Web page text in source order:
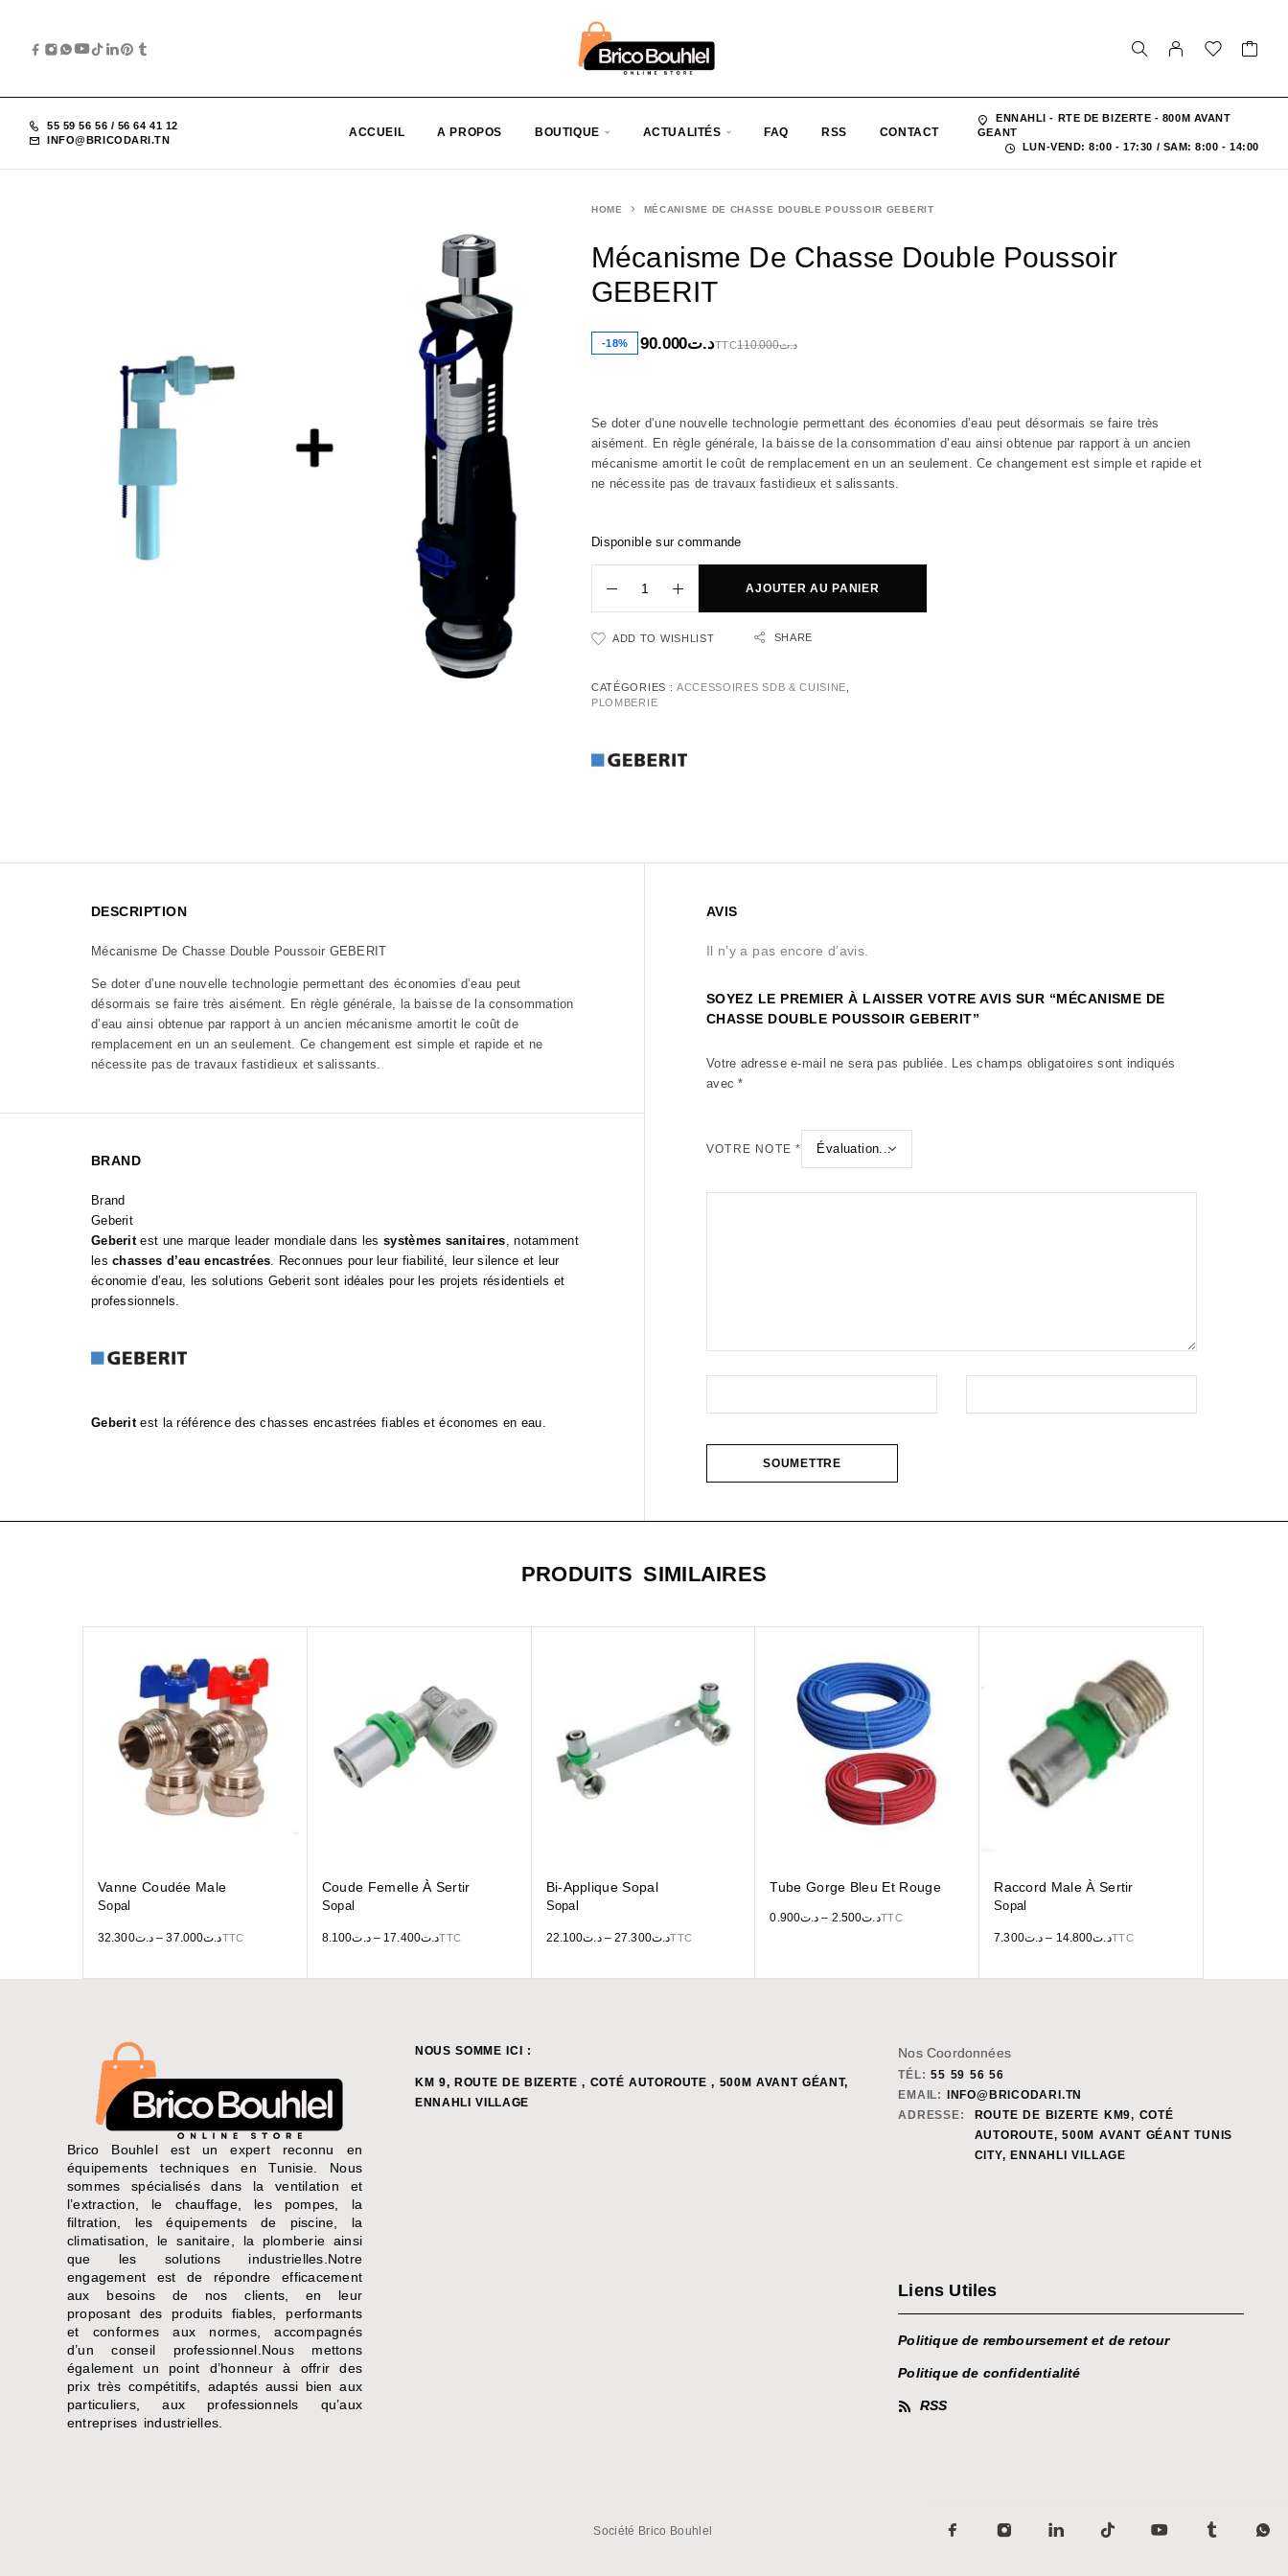
55 59 56 56 / 56 64 41 12
INFO@BRICODARI.TN
ACCUEIL A PROPOS BOUTIQUE ACTUALITÉS FAQ RSS CONTACT
ENNAHLI - RTE DE BIZERTE - 800M AVANT
GEANT
LUN-VEND: 8:00 - 17:30 / SAM: 8:00 - 14:00
HOME MÉCANISME DE CHASSE DOUBLE POUSSOIR GEBERIT
Mécanisme De Chasse Double Poussoir
GEBERIT
-18% د.ت110.000 د.ت90.000 TTC
Se doter d’une nouvelle technologie permettant des économies d’eau peut désormais se faire très
aisément. En règle générale, la baisse de la consommation d’eau ainsi obtenue par rapport à un ancien
mécanisme amortit le coût de remplacement en un an seulement. Ce changement est simple et rapide et
ne nécessite pas de travaux fastidieux et salissants.
Disponible sur commande
AJOUTER AU PANIER
ADD TO WISHLIST SHARE
CATÉGORIES : ACCESSOIRES SDB & CUISINE,
PLOMBERIE
DESCRIPTION
Mécanisme De Chasse Double Poussoir GEBERIT
Se doter d’une nouvelle technologie permettant des économies d’eau peut
désormais se faire très aisément. En règle générale, la baisse de la consommation
d’eau ainsi obtenue par rapport à un ancien mécanisme amortit le coût de
remplacement en un an seulement. Ce changement est simple et rapide et ne
nécessite pas de travaux fastidieux et salissants.
BRAND
Brand
Geberit
Geberitest une marque leader mondiale dans lessystèmes sanitaires, notamment
leschasses d’eau encastrées. Reconnues pour leur fiabilité, leur silence et leur
économie d’eau, les solutions Geberit sont idéales pour les projets résidentiels et
professionnels.
Geberitest la référence des chasses encastrées fiables et économes en eau.
AVIS
Il n’y a pas encore d’avis.
SOYEZ LE PREMIER À LAISSER VOTRE AVIS SUR “MÉCANISME DE
CHASSE DOUBLE POUSSOIR GEBERIT”
Votre adresse e-mail ne sera pas publiée. Les champs obligatoires sont indiqués
avec*
VOTRE NOTE*
PRODUITS SIMILAIRES
Vanne Coudée Male
Sopal
د.ت32.300 – د.ت37.000 TTC
Coude Femelle À Sertir
Sopal
د.ت8.100 – د.ت17.400 TTC
Bi-Applique Sopal
Sopal
د.ت22.100 – د.ت27.300 TTC
Tube Gorge Bleu Et Rouge
د.ت0.900 – د.ت2.500 TTC
Raccord Male À Sertir
Sopal
د.ت7.300 – د.ت14.800 TTC
Brico Bouhlel est un expert reconnu en
équipements techniques en Tunisie. Nous
sommes spécialisés dans la ventilation et
l’extraction, le chauffage, les pompes, la
filtration, les équipements de piscine, la
climatisation, le sanitaire, la plomberie ainsi
que les solutions industrielles.Notre
engagement est de répondre efficacement
aux besoins de nos clients, en leur
proposant des produits fiables, performants
et conformes aux normes, accompagnés
d’un conseil professionnel.Nous mettons
également un point d’honneur à offrir des
prix très compétitifs, adaptés aussi bien aux
particuliers, aux professionnels qu’aux
entreprises industrielles.
NOUS SOMME ICI :
KM 9, ROUTE DE BIZERTE , COTÉ AUTOROUTE , 500M AVANT GÉANT,
ENNAHLI VILLAGE
Nos Coordonnées
TÉL: 55 59 56 56
EMAIL:
INFO@BRICODARI.TN
ADRESSE:
ROUTE DE BIZERTE KM9, COTÉ
AUTOROUTE, 500M AVANT GÉANT TUNIS
CITY, ENNAHLI VILLAGE
Liens Utiles
Politique de remboursement et de retour
Politique de confidentialité
RSS
Société Brico Bouhlel